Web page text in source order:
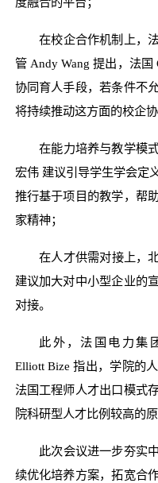
在校企合作机制上，
管 Andy Wang 提出，法
协同育人手段，若条件不
将持续推动这方面的校企协
在能力培养与教学模
宏伟 建议引导学生学会定
推行基于项目的教学，帮
家精神；
在人才供需对接上，
建议加大对中小型企业的
对接。
此外，法国电力集
Elliott Bize 指出，学院的
法国工程师人才出口模式
院科研型人才比例较高的原
此次会议进一步夯实
续优化培养方案，拓宽合